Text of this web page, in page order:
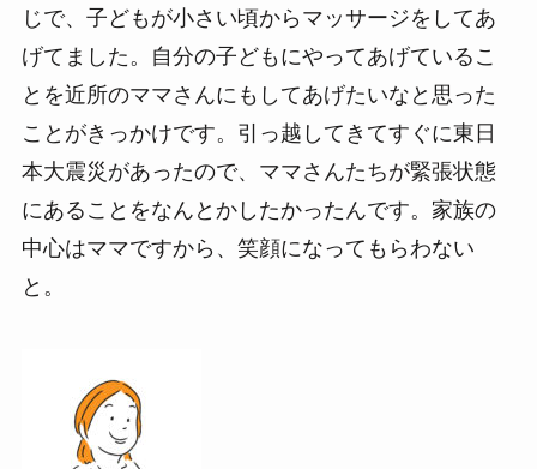
じで、子どもが小さい頃からマッサージをしてあ
げてました。自分の子どもにやってあげているこ
とを近所のママさんにもしてあげたいなと思った
ことがきっかけです。引っ越してきてすぐに東日
本大震災があったので、ママさんたちが緊張状態
にあることをなんとかしたかったんです。家族の
中心はママですから、笑顔になってもらわない
と。